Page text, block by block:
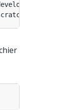
--namespace
--namespace